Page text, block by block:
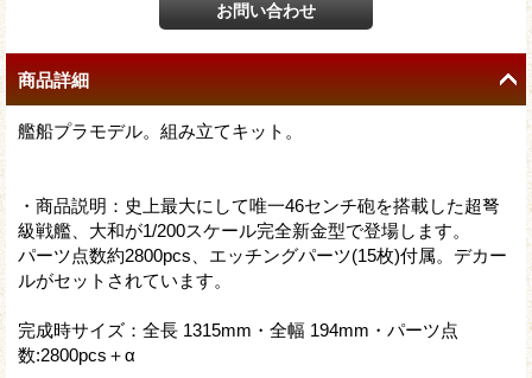
商品詳細
艦船プラモデル。組み立てキット。
・商品説明：史上最大にして唯一46センチ砲を搭載した超弩
級戦艦、大和が1/200スケール完全新金型で登場します。
パーツ点数約2800pcs、エッチングパーツ(15枚)付属。デカー
ルがセットされています。
完成時サイズ：全長 1315mm・全幅 194mm・パーツ点
数:2800pcs＋α